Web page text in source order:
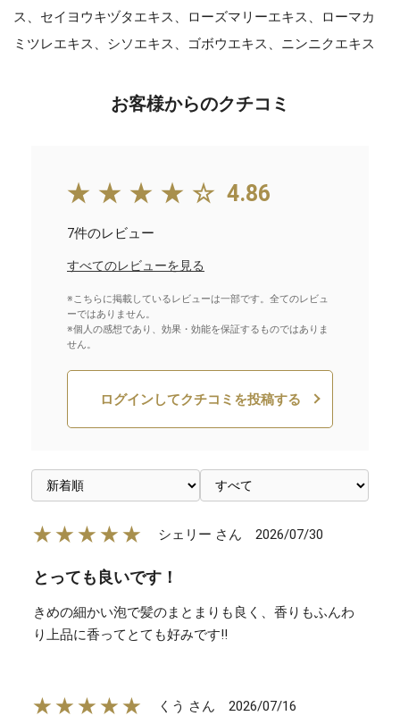
ス、セイヨウキヅタエキス、ローズマリーエキス、ローマカ
ミツレエキス、シソエキス、ゴボウエキス、ニンニクエキス
お客様からのクチコミ
★★★★☆ 4.86
7件のレビュー
すべてのレビューを見る
※こちらに掲載しているレビューは一部です。全てのレビュ
ーではありません。
※個人の感想であり、効果・効能を保証するものではありま
せん。
ログインしてクチコミを投稿する
★★★★★ シェリー さん 2026/07/30
とっても良いです！
きめの細かい泡で髪のまとまりも良く、香りもふんわ
り上品に香ってとても好みです‼
★★★★★ くう さん 2026/07/16